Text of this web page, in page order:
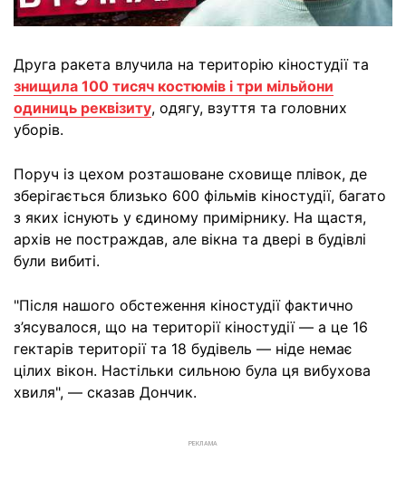
Друга ракета влучила на територію кіностудії та
знищила 100 тисяч костюмів і три мільйони
одиниць реквізиту, одягу, взуття та головних
уборів.
Поруч із цехом розташоване сховище плівок, де
зберігається близько 600 фільмів кіностудії, багато
з яких існують у єдиному примірнику. На щастя,
архів не постраждав, але вікна та двері в будівлі
були вибиті.
"Після нашого обстеження кіностудії фактично
з’ясувалося, що на території кіностудії — а це 16
гектарів території та 18 будівель — ніде немає
цілих вікон. Настільки сильною була ця вибухова
хвиля", — сказав Дончик.
РЕКЛАМА